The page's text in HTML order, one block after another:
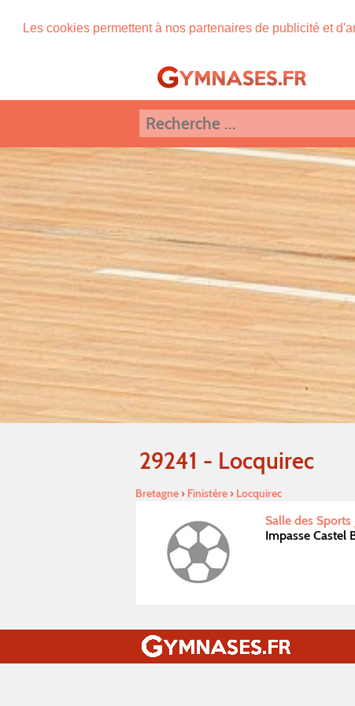
Les cookies permettent à nos partenaires de publicité et
29241 - Locquirec
Bretagne› Finistére› Locquirec
Salle des
Impasse Castel